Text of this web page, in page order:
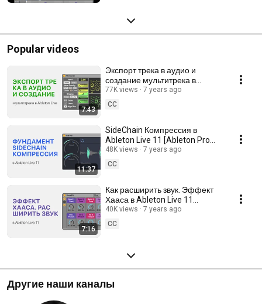
Popular videos
7:43
Экспорт трека в аудио и
создание мультитрека в
Ableton Live 11 [Ableton Pro
Help]
77K views
7 years ago
CC
11:37
SideChain Компрессия в
Ableton Live 11 [Ableton Pro
Help]
48K views
7 years ago
CC
7:16
Как расширить звук. Эффект
Хааса в Ableton Live 11
[Ableton Pro Help]
40K views
7 years ago
CC
Другие наши каналы